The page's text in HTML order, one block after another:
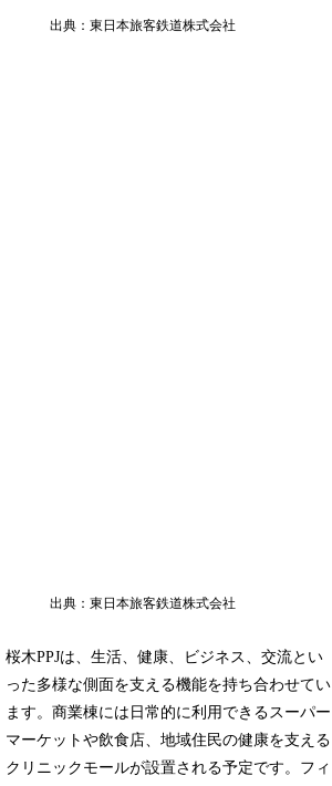
出典：東日本旅客鉄道株式会社
出典：東日本旅客鉄道株式会社
桜木PPJは、生活、健康、ビジネス、交流とい
った多様な側面を支える機能を持ち合わせてい
ます。商業棟には日常的に利用できるスーパー
マーケットや飲食店、地域住民の健康を支える
クリニックモールが設置される予定です。フィ